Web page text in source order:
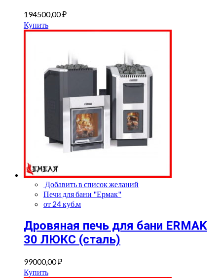
194500,00₽
Купить
Добавить в список желаний
Печи для бани "Ермак"
от 24 куб.м
Дровяная печь для бани ERMAK
30 ЛЮКС (сталь)
99000,00₽
Купить